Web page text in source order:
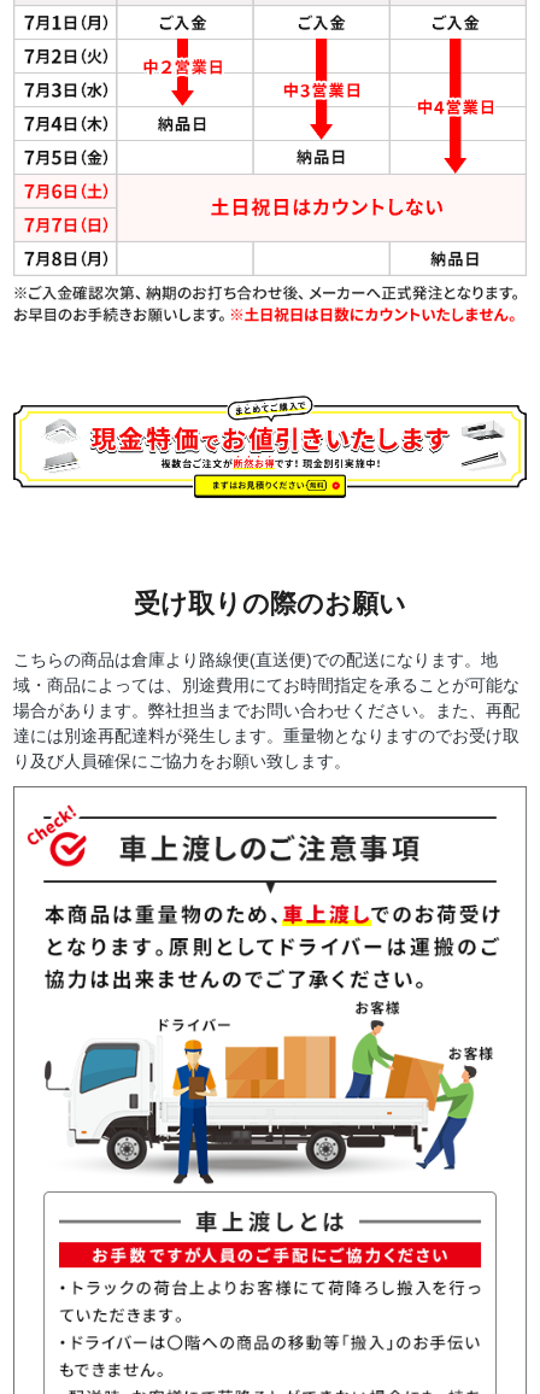
受け取りの際のお願い
こちらの商品は倉庫より路線便(直送便)での配送になります。地
域・商品によっては、別途費用にてお時間指定を承ることが可能な
場合があります。弊社担当までお問い合わせください。また、再配
達には別途再配達料が発生します。重量物となりますのでお受け取
り及び人員確保にご協力をお願い致します。